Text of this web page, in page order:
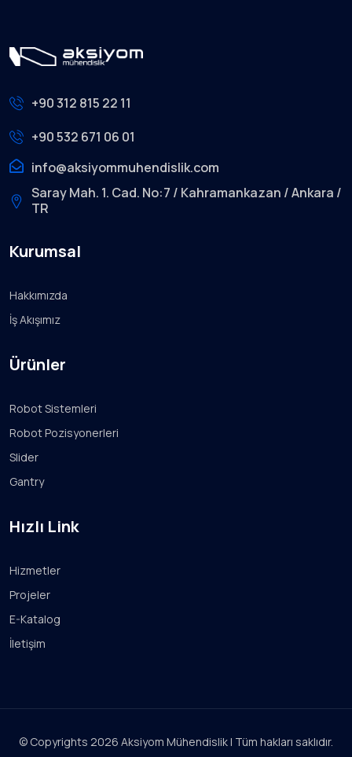
+90 312 815 22 11
+90 532 671 06 01
info@aksiyommuhendislik.com
Saray Mah. 1. Cad. No:7 / Kahramankazan / Ankara /
TR
Kurumsal
Hakkımızda
İş Akışımız
Ürünler
Robot Sistemleri
Robot Pozisyonerleri
Slider
Gantry
Hızlı Link
Hizmetler
Projeler
E-Katalog
İletişim
© Copyrights 2026 Aksiyom Mühendislik | Tüm hakları saklıdır.